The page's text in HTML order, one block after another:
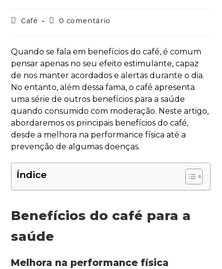
Café 0 comentário
Quando se fala em benefícios do café, é comum
pensar apenas no seu efeito estimulante, capaz
de nos manter acordados e alertas durante o dia.
No entanto, além dessa fama, o café apresenta
uma série de outros benefícios para a saúde
quando consumido com moderação. Neste artigo,
abordaremos os principais benefícios do café,
desde a melhora na performance física até a
prevenção de algumas doenças.
Índice
Benefícios do café para a
saúde
Melhora na performance física